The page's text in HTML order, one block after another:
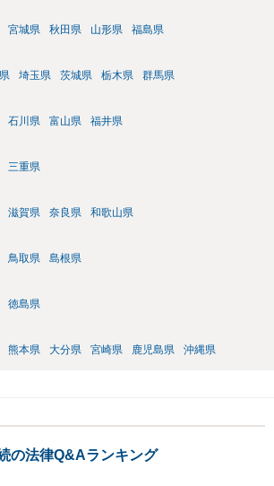
宮城県 秋田県 山形県 福島県
埼玉県 茨城県 栃木県 群馬県
石川県 富山県 福井県
三重県
滋賀県 奈良県 和歌山県
鳥取県 島根県
徳島県
熊本県 大分県 宮崎県 鹿児島県 沖縄県
の法律Q&Aランキング